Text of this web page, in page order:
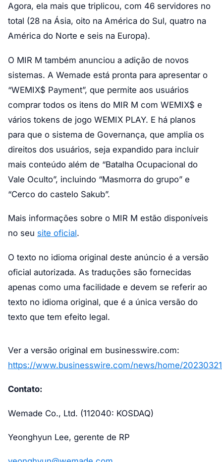
Agora, ela mais que triplicou, com 46 servidores no
total (28 na Ásia, oito na América do Sul, quatro na
América do Norte e seis na Europa).
O MIR M também anunciou a adição de novos
sistemas. A Wemade está pronta para apresentar o
“WEMIX$ Payment”, que permite aos usuários
comprar todos os itens do MIR M com WEMIX$ e
vários tokens de jogo WEMIX PLAY. E há planos
para que o sistema de Governança, que amplia os
direitos dos usuários, seja expandido para incluir
mais conteúdo além de “Batalha Ocupacional do
Vale Oculto”, incluindo “Masmorra do grupo” e
“Cerco do castelo Sakub”.
Mais informações sobre o MIR M estão disponíveis
no seu site oficial.
O texto no idioma original deste anúncio é a versão
oficial autorizada. As traduções são fornecidas
apenas como uma facilidade e devem se referir ao
texto no idioma original, que é a única versão do
texto que tem efeito legal.
Ver a versão original em businesswire.com:
https://www.businesswire.com/news/home/
Contato:
Wemade Co., Ltd. (112040: KOSDAQ)
Yeonghyun Lee, gerente de RP